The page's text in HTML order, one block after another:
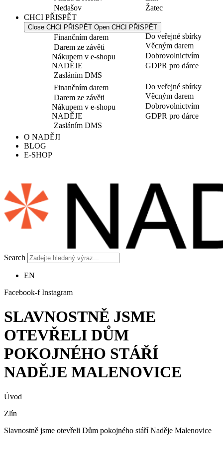
Nedašov
Žatec
CHCI PŘISPĚT
Close CHCI PŘISPĚT Open CHCI PŘISPĚT
Finančním darem
Darem ze závěti
Nákupem v e-shopu
NADĚJE
Zasláním DMS
Do veřejné sbírky
Věcným darem
Dobrovolnictvím
GDPR pro dárce
Finančním darem
Darem ze závěti
Nákupem v e-shopu
NADĚJE
Zasláním DMS
Do veřejné sbírky
Věcným darem
Dobrovolnictvím
GDPR pro dárce
O NADĚJI
BLOG
E-SHOP
Search
EN
Facebook-f Instagram
SLAVNOSTNĚ JSME
OTEVŘELI DŮM
POKOJNÉHO STÁŘÍ
NADĚJE MALENOVICE
Úvod
Zlín
Slavnostně jsme otevřeli Dům pokojného stáří Naděje Malenovice